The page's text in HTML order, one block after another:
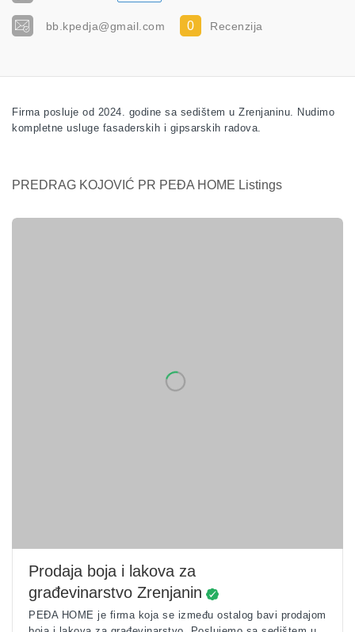
bb.kpedja@gmail.com 0 Recenzija
Firma posluje od 2024. godine sa sedištem u Zrenjaninu. Nudimo
kompletne usluge fasaderskih i gipsarskih radova.
PREDRAG KOJOVIĆ PR PEĐA HOME Listings
Prodaja boja i lakova za
građevinarstvo Zrenjanin
PEĐA HOME je firma koja se između ostalog bavi prodajom